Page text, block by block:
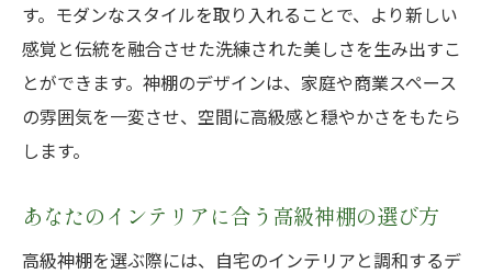
高級神棚に込められた日本の美意識
高級神棚があなたの日常に提供する新たな価値
空間を豊かにする高級神棚の存在
心の平穏をもたらす高級神棚の役割
高級神棚の導入で変わる生活の質
す。モダンなスタイルを取り入れることで、より新しい
感覚と伝統を融合させた洗練された美しさを生み出すこ
とができます。神棚のデザインは、家庭や商業スペース
の雰囲気を一変させ、空間に高級感と穏やかさをもたら
します。
あなたのインテリアに合う高級神棚の選び方
高級神棚を選ぶ際には、自宅のインテリアと調和するデ